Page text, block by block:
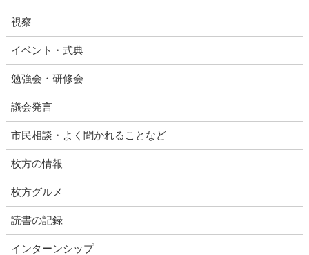
視察
イベント・式典
勉強会・研修会
議会発言
市民相談・よく聞かれることなど
枚方の情報
枚方グルメ
読書の記録
インターンシップ